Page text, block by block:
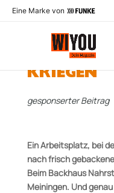
Eine Marke von
DIE
KRIEGEN
gesponserter Beitrag
Ein Arbeitsplatz, bei
nach frisch
Beim Backhaus
Meiningen. Und